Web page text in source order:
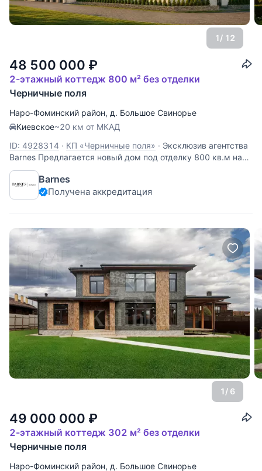
1/ 12
48 500 000 ₽
2-этажный коттедж 800 м² без отделки
Черничные поля
Наро-Фоминский район, д. Большое Свинорье
Киевское~20 км от МКАД
ID: 4928314 · КП «Черничные поля» · Эксклюзив агентства
Barnes Предлагается новый дом под отделку 800 кв.м на
участке 12 сот в охраняемом коттеджном поселке
Черничные Поля. Дом выполнен в современном стиле и
включает 5 спален с собственными санузлами и
Barnes
Получена аккредитация
1/ 6
49 000 000 ₽
2-этажный коттедж 302 м² без отделки
Черничные поля
Наро-Фоминский район, д. Большое Свинорье